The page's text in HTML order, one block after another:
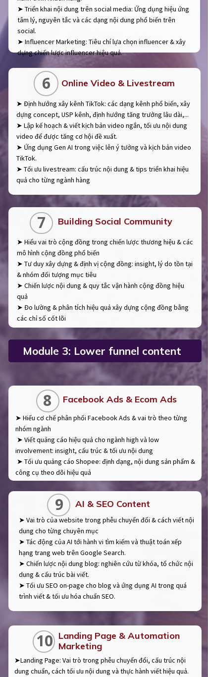
Building Social Community
➤ Hiểu vai trò cộng đồng trong chiến lược thương hiệu & các
mô hình cộng đồng phổ biến
➤ Tư duy xây dựng & định vị cộng đồng: insight, lý do tồn tại
& nhóm đối tượng mục tiêu
➤ Chiến lược nội dung & quy tắc vận hành cộng đồng hiệu
quả
➤ Đo lường & phân tích hiệu quả xây dựng cộng đồng bằng
các chỉ số cốt lõi
7
➤ Triển khai nội dung trên social media: Ứng dụng hiệu ứng
tâm lý, nguyên tắc và các dạng nội dung phổ biến trên
social.
➤ Influencer Marketing: Tiêu chí lựa chọn influencer & xây
dựng chiến lược influencer hiệu quả.
AI & SEO Content
➤ Vai trò của website trong phễu chuyển đổi & cách viết nội
dung cho từng chuyên mục
➤ Tác động của AI tới hành vi tìm kiếm và thuật toán xếp
hạng trang web trên Google Search.
➤ Chiến lược nội dung blog: nghiên cứu từ khóa, tổ chức nội
dung & cấu trúc bài viết.
➤ Tối ưu SEO on-page cho blog và ứng dụng AI trong quá
trình viết & tối ưu hóa chuẩn SEO.
9
Online Video & Livestream
➤ Định hướng xây kênh TikTok: các dạng kênh phổ biến, xây
dựng concept, USP kênh, định hướng tăng trưởng lâu dài,...
➤ Lập kế hoạch & viết kịch bản video ngắn, tối ưu nội dung
video để được tăng cơ hội đề xuất.
➤ Ứng dụng Gen AI trong việc lên ý tưởng và kịch bản video
TikTok.
➤ Tối ưu livestream: cấu trúc nội dung & tips triển khai hiệu
quả cho từng ngành hàng
6
Landing Page & Automation
Marketing
➤Landing Page: Vai trò trong phễu chuyển đổi, cấu trúc nội
dung chuẩn, cách tối ưu nội dung và thực hành viết hiệu quả.
10
Facebook Ads & Ecom Ads
➤ Hiểu cơ chế phân phối Facebook Ads & vai trò theo từng
nhóm ngành
➤ Viết quảng cáo hiệu quả cho ngành high và low
involvement: insight, cấu trúc & tối ưu nội dung
➤ Tối ưu quảng cáo Shopee: định dạng, nội dung sản phẩm &
công cụ theo dõi hiệu quả
8
Module 3: Lower funnel content